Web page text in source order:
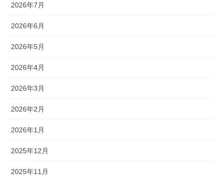
2026年7月
2026年6月
2026年5月
2026年4月
2026年3月
2026年2月
2026年1月
2025年12月
2025年11月